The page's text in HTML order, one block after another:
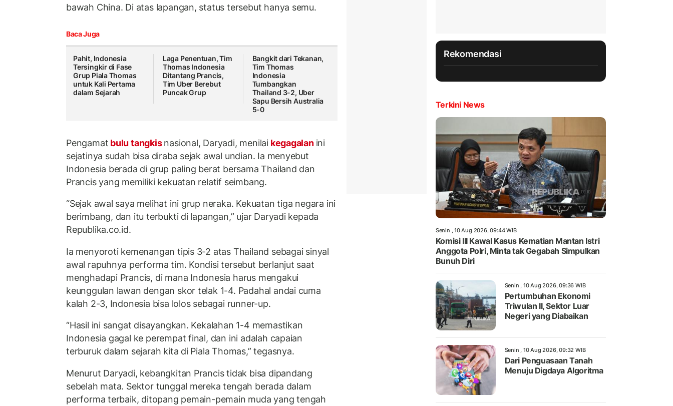
bawah China. Di atas lapangan, status tersebut hanya semu.
Baca Juga
Pahit, Indonesia
Tersingkir di Fase
Grup Piala Thomas
untuk Kali Pertama
dalam Sejarah
Laga Penentuan, Tim
Thomas Indonesia
Ditantang Prancis,
Tim Uber Berebut
Puncak Grup
Bangkit dari Tekanan,
Tim Thomas
Indonesia
Tumbangkan
Thailand 3-2, Uber
Sapu Bersih Australia
5-0
Pengamat bulu tangkisnasional, Daryadi, menilaikegagalan ini
sejatinya sudah bisa diraba sejak awal undian. Ia menyebut
Indonesia berada di grup paling berat bersama Thailand dan
Prancis yang memiliki kekuatan relatif seimbang.
“Sejak awal saya melihat ini grup neraka. Kekuatan tiga negara ini
berimbang, dan itu terbukti di lapangan,” ujar Daryadi kepada
Republika.co.id.
Ia menyoroti kemenangan tipis 3-2 atas Thailand sebagai sinyal
awal rapuhnya performa tim. Kondisi tersebut berlanjut saat
menghadapi Prancis, di mana Indonesia harus mengakui
keunggulan lawan dengan skor telak 1-4. Padahal andai cuma
kalah 2-3, Indonesia bisa lolos sebagai runner-up.
“Hasil ini sangat disayangkan. Kekalahan 1-4 memastikan
Indonesia gagal ke perempat final, dan ini adalah capaian
terburuk dalam sejarah kita di Piala Thomas,” tegasnya.
Menurut Daryadi, kebangkitan Prancis tidak bisa dipandang
sebelah mata. Sektor tunggal mereka tengah berada dalam
performa terbaik, ditopang pemain-pemain muda yang tengah
Rekomendasi
Terkini News
Senin , 10 Aug 2026, 09:44 WIB
Komisi III Kawal Kasus Kematian Mantan Istri
Anggota Polri, Minta tak Gegabah Simpulkan
Bunuh Diri
Senin , 10 Aug 2026, 09:36 WIB
Pertumbuhan Ekonomi
Triwulan II, Sektor Luar
Negeri yang Diabaikan
Senin , 10 Aug 2026, 09:32 WIB
Dari Penguasaan Tanah
Menuju Digdaya Algoritma